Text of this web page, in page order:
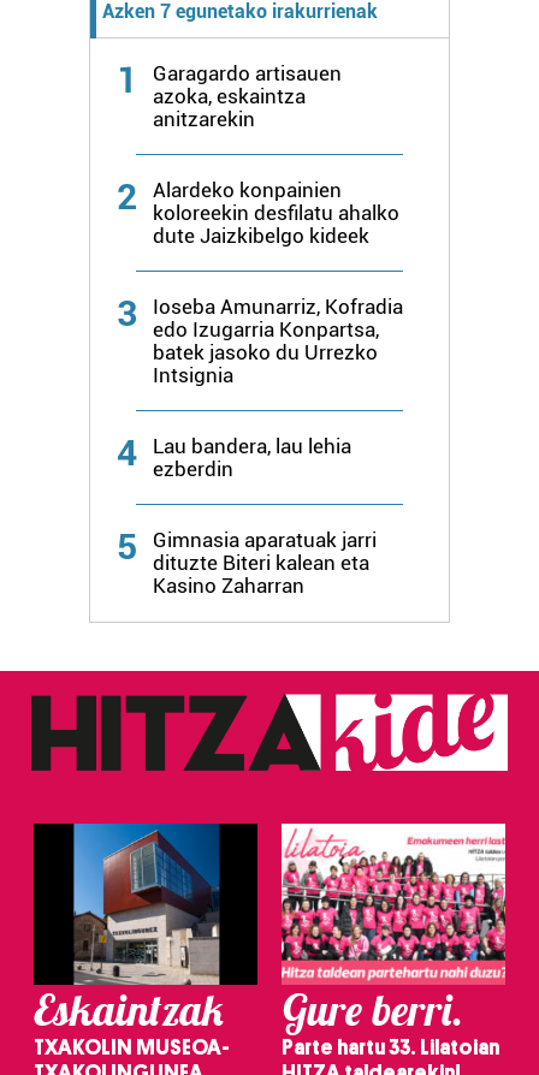
Azken 7 egunetako irakurrienak
1
Garagardo artisauen
azoka, eskaintza
anitzarekin
2
Alardeko konpainien
koloreekin desfilatu ahalko
dute Jaizkibelgo kideek
3
Ioseba Amunarriz, Kofradia
edo Izugarria Konpartsa,
batek jasoko du Urrezko
Intsignia
4
Lau bandera, lau lehia
ezberdin
5
Gimnasia aparatuak jarri
dituzte Biteri kalean eta
Kasino Zaharran
Eskaintzak
TXAKOLIN MUSEOA-
Gure berri.
Parte hartu 33. Lilatoian